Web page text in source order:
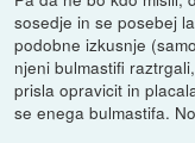
sosedje in se posebej
podobne izkusnje
njeni bulmastifi
prisla opravicit in
se enega bulmastifa.